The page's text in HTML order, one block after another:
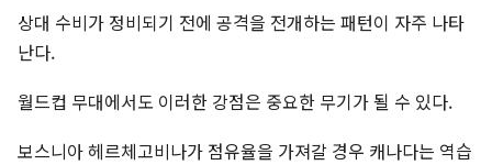
상대 수비가 정비되기 전에 공격을 전개하는 패턴이 자주 나타
난다.
월드컵 무대에서도 이러한 강점은 중요한 무기가 될 수 있다.
보스니아 헤르체고비나가 점유율을 가져갈 경우 캐나다는 역습